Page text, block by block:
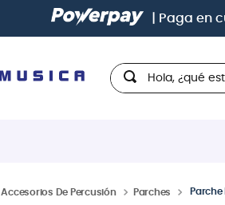
Paga conhasta 12
Hola, ¿qué estas
Accesorios De Percusión Parches Parche